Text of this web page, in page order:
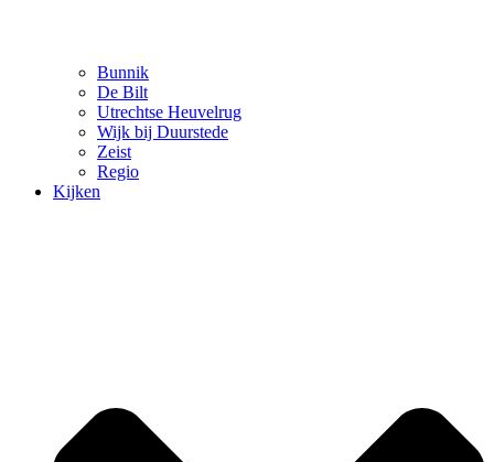
Bunnik
De Bilt
Utrechtse Heuvelrug
Wijk bij Duurstede
Zeist
Regio
Kijken